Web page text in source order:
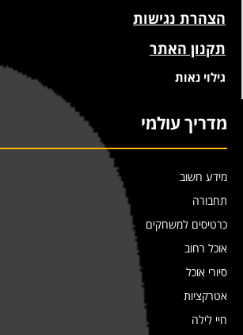
הצהרת נגישות
תקנון האתר
גילוי נאות
מדריך עולמי
מידע חשוב
תחבורה
כרטיסים למשחקים
אוכל רחוב
סיורי אוכל
אטרקציות
חיי לילה